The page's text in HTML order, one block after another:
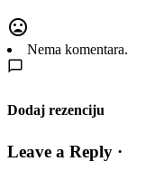
Nema komentara.
Dodaj rezenciju
Leave a Reply ·